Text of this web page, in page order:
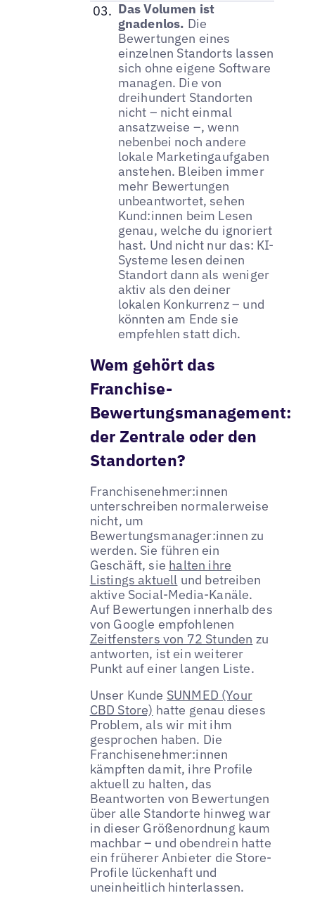
Das Volumen ist
gnadenlos. Die
Bewertungen eines
einzelnen Standorts lassen
sich ohne eigene Software
managen. Die von
dreihundert Standorten
nicht – nicht einmal
ansatzweise –, wenn
nebenbei noch andere
lokale Marketingaufgaben
anstehen. Bleiben immer
mehr Bewertungen
unbeantwortet, sehen
Kund:innen beim Lesen
genau, welche du ignoriert
hast. Und nicht nur das: KI-
Systeme lesen deinen
Standort dann als weniger
aktiv als den deiner
lokalen Konkurrenz – und
könnten am Ende sie
empfehlen statt dich.
Wem gehört das
Franchise-
Bewertungsmanagement:
der Zentrale oder den
Standorten?
Franchisenehmer:innen
unterschreiben normalerweise
nicht, um
Bewertungsmanager:innen zu
werden. Sie führen ein
Geschäft, sie halten ihre
Listings aktuell und betreiben
aktive Social-Media-Kanäle.
Auf Bewertungen innerhalb des
von Google empfohlenen
Zeitfensters von 72 Stunden zu
antworten, ist ein weiterer
Punkt auf einer langen Liste.
Unser Kunde SUNMED (Your
CBD Store) hatte genau dieses
Problem, als wir mit ihm
gesprochen haben. Die
Franchisenehmer:innen
kämpften damit, ihre Profile
aktuell zu halten, das
Beantworten von Bewertungen
über alle Standorte hinweg war
in dieser Größenordnung kaum
machbar – und obendrein hatte
ein früherer Anbieter die Store-
Profile lückenhaft und
uneinheitlich hinterlassen.